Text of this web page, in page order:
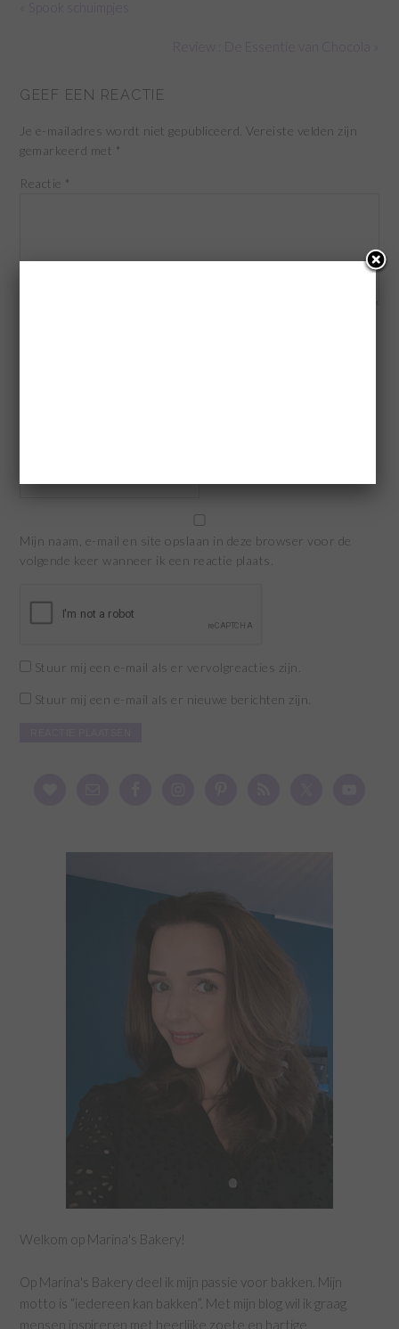
GEEF EEN REACTIE
Je e-mailadres wordt niet gepubliceerd. Vereiste velden zijn
gemarkeerd met *
Reactie *
Mijn naam, e-mail en site opslaan in deze browser voor de
volgende keer wanneer ik een reactie plaats.
Stuur mij een e-mail als er vervolgreacties zijn.
Stuur mij een e-mail als er nieuwe berichten zijn.
Welkom op Marina's Bakery!
Op Marina's Bakery deel ik mijn passie voor bakken. Mijn
motto is “iedereen kan bakken”. Met mijn blog wil ik graag
mensen inspireren met heerlijke zoete en hartige